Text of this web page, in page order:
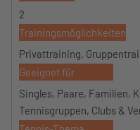
2
Trainingsmöglichkeiten
Privattraining,
Geeignet für
Singles, Paare, Familien,
Tennisgruppen, Clubs &